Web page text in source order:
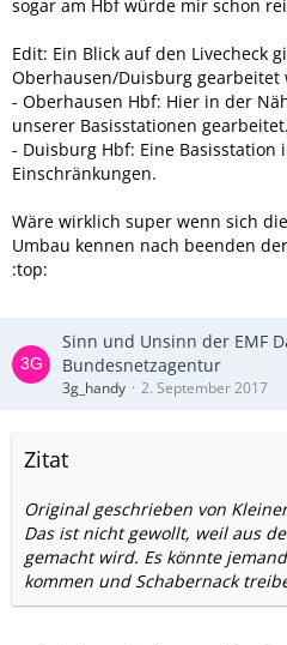
sogar am Hbf würde mir schon
Edit: Ein Blick auf den Livecheck
Oberhausen/Duisburg gearbeitet
- Oberhausen Hbf: Hier in der
unserer Basisstationen gearbeitet.
- Duisburg Hbf: Eine Basisstation
Einschränkungen.
Wäre wirklich super wenn sich
Umbau kennen nach beenden
:top:
Sinn und Unsinn der EMF
Bundesnetzagentur
3g_handy 2. September 2017
Zitat
Original geschrieben von
Das ist nicht gewollt, weil aus
gemacht wird. Es könnte
kommen und Schabernack